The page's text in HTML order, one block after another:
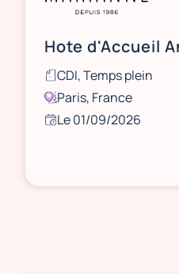
CDI, Temps plein
Paris, France
Le 01/09/2026